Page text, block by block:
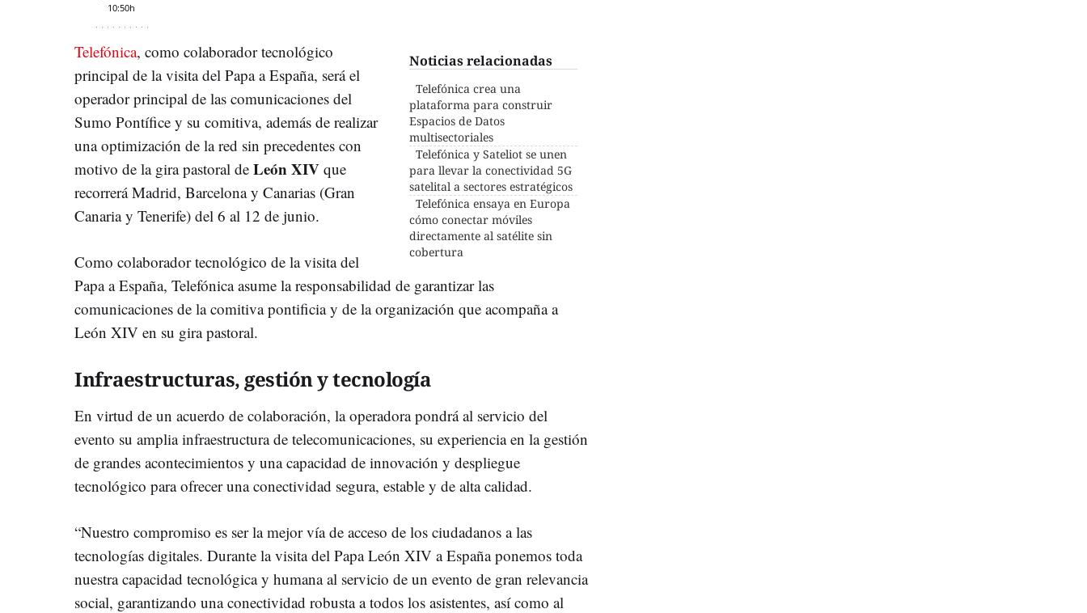
10:50h
Noticias relacionadas
Telefónica crea una
plataforma para construir
Espacios de Datos
multisectoriales
Telefónica y Sateliot se unen
para llevar la conectividad 5G
satelital a sectores estratégicos
Telefónica ensaya en Europa
cómo conectar móviles
directamente al satélite sin
cobertura
Telefónica, como colaborador tecnológico
principal de la visita del Papa a España, será el
operador principal de las comunicaciones del
Sumo Pontífice y su comitiva, además de realizar
una optimización de la red sin precedentes con
motivo de la gira pastoral de León XIV que
recorrerá Madrid, Barcelona y Canarias (Gran
Canaria y Tenerife) del 6 al 12 de junio.
Como colaborador tecnológico de la visita del
Papa a España, Telefónica asume la responsabilidad de garantizar las
comunicaciones de la comitiva pontificia y de la organización que acompaña a
León XIV en su gira pastoral.
Infraestructuras, gestión y tecnología
En virtud de un acuerdo de colaboración, la operadora pondrá al servicio del
evento su amplia infraestructura de telecomunicaciones, su experiencia en la gestión
de grandes acontecimientos y una capacidad de innovación y despliegue
tecnológico para ofrecer una conectividad segura, estable y de alta calidad.
“Nuestro compromiso es ser la mejor vía de acceso de los ciudadanos a las
tecnologías digitales. Durante la visita del Papa León XIV a España ponemos toda
nuestra capacidad tecnológica y humana al servicio de un evento de gran relevancia
social, garantizando una conectividad robusta a todos los asistentes, así como al